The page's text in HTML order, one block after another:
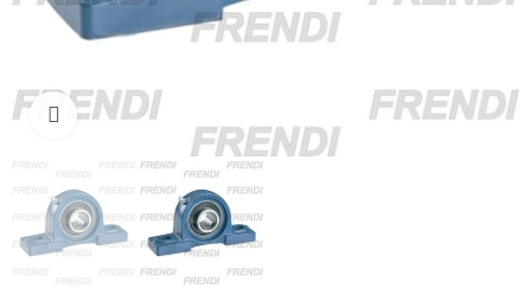
Click para agrandar